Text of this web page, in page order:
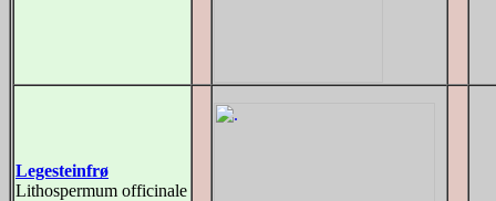
Legesteinfrø
Lithospermum officinale